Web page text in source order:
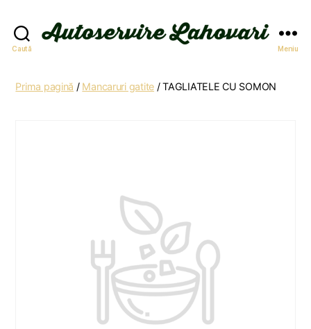
Caută Meniu
Prima pagină / Mancaruri gatite / TAGLIATELE CU SOMON